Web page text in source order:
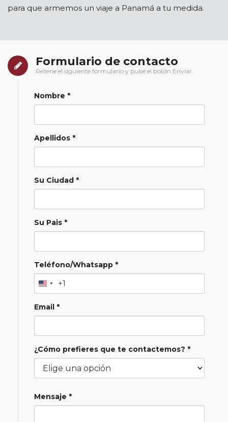
para que armemos un viaje a Panamá a tu medida.
Formulario de contacto
Rellene el siguiente formulario y pulse el botón Enviar.
Nombre *
Apellidos *
Su Ciudad *
Su Pais *
Teléfono/Whatsapp *
+1
Email *
¿Cómo prefieres que te contactemos? *
Mensaje *